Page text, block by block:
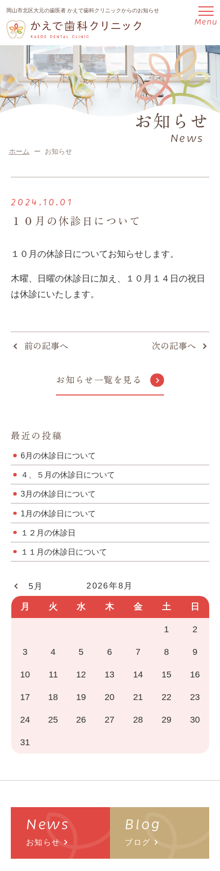
岡山市北区大元の歯医者 かえで歯科クリニックからのお知らせ
Menu
お知らせ
News
ホーム お知らせ
2024.10.01
１０月の休診日について
１０月の休診日についてお知らせします。
木曜、日曜の休診日に加え、１０月１４日の祝日
は休診にいたします。
前の記事へ 次の記事へ
お知らせ一覧を見る
最近の投稿
6月の休診日について
４、５月の休診日について
3月の休診日について
1月の休診日について
１２月の休診日
１１月の休診日について
2026年8月
月 火 水 木 金 土 日
5月
1 2
3 4 5 6 7 8 9
10 11 12 13 14 15 16
17 18 19 20 21 22 23
24 25 26 27 28 29 30
31
News
お知らせ
Blog
ブログ